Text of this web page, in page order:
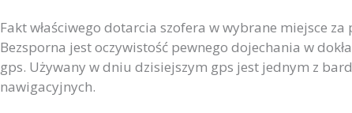
Fakt właściwego dotarcia szofera w wybrane miejsce
Bezsporna jest oczywistość pewnego dojechania w
gps. Używany w dniu dzisiejszym gps jest jednym z
nawigacyjnych.